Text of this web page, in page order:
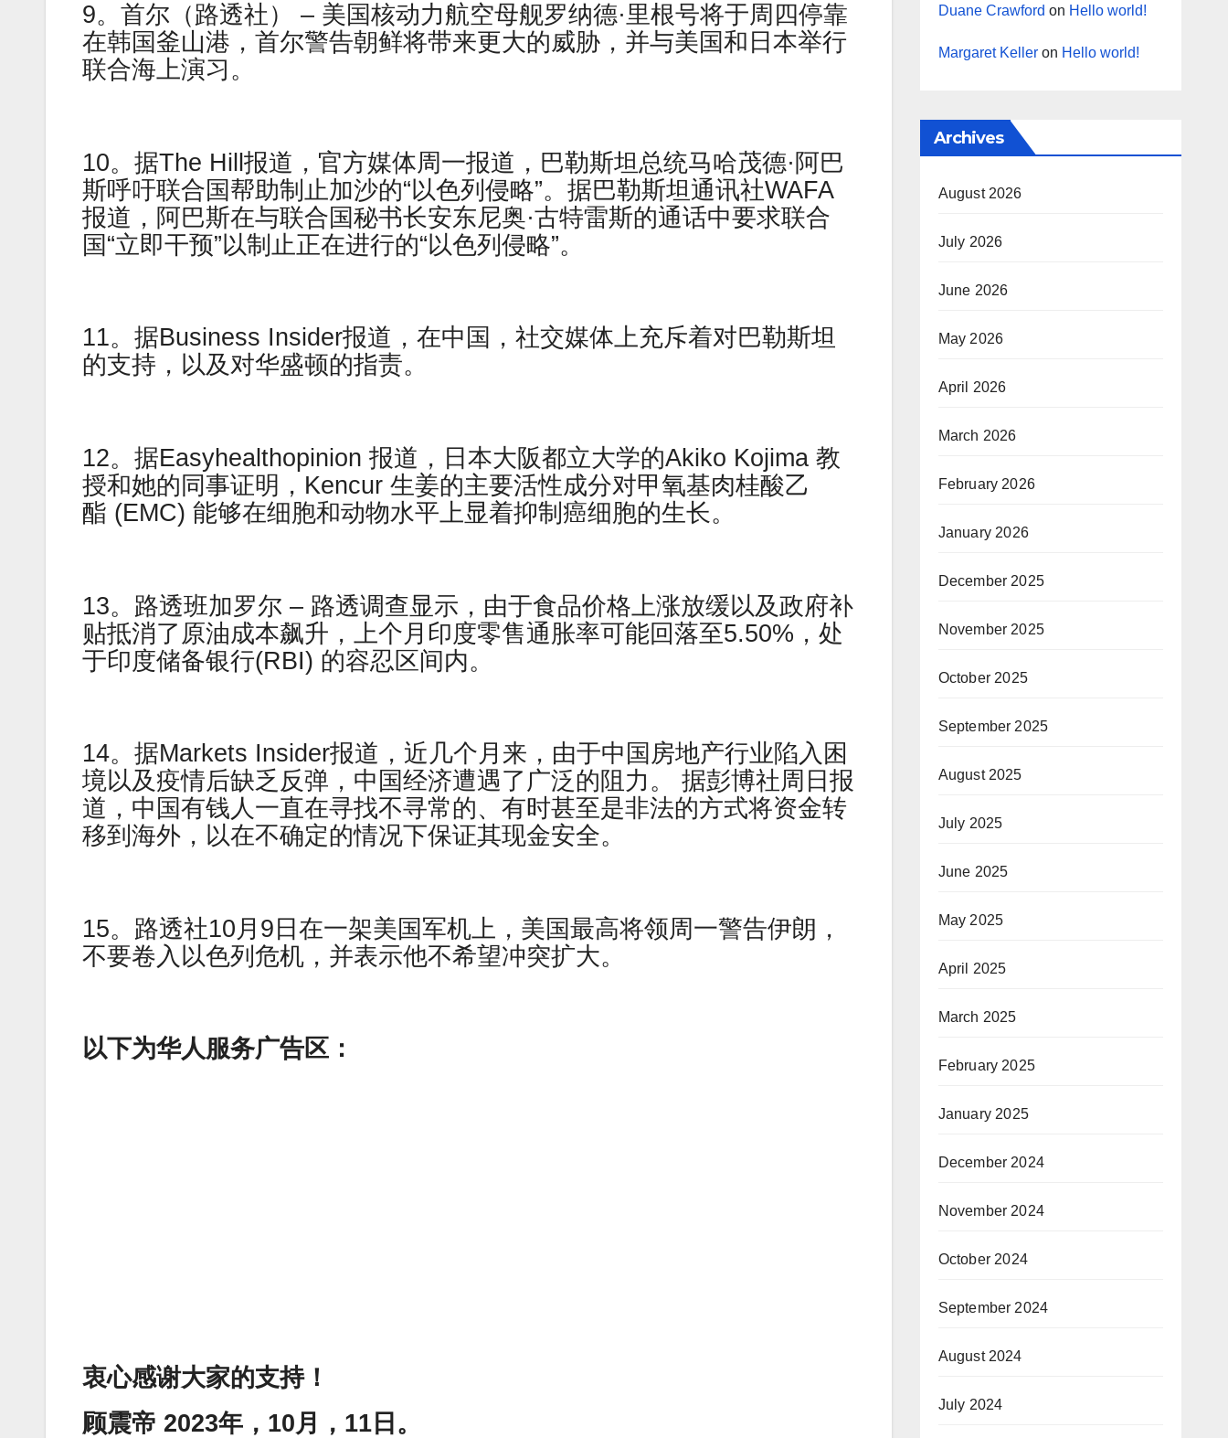
9。首尔（路透社） – 美国核动力航空母舰罗纳德·里根号将于周四停靠
在韩国釜山港，首尔警告朝鲜将带来更大的威胁，并与美国和日本举行
联合海上演习。
10。据The Hill报道，官方媒体周一报道，巴勒斯坦总统马哈茂德·阿巴
斯呼吁联合国帮助制止加沙的“以色列侵略”。据巴勒斯坦通讯社WAFA
报道，阿巴斯在与联合国秘书长安东尼奥·古特雷斯的通话中要求联合
国“立即干预”以制止正在进行的“以色列侵略”。
11。据Business Insider报道，在中国，社交媒体上充斥着对巴勒斯坦
的支持，以及对华盛顿的指责。
12。据Easyhealthopinion 报道，日本大阪都立大学的Akiko Kojima 教
授和她的同事证明，Kencur 生姜的主要活性成分对甲氧基肉桂酸乙
酯 (EMC) 能够在细胞和动物水平上显着抑制癌细胞的生长。
13。路透班加罗尔 – 路透调查显示，由于食品价格上涨放缓以及政府补
贴抵消了原油成本飙升，上个月印度零售通胀率可能回落至5.50%，处
于印度储备银行(RBI) 的容忍区间内。
14。据Markets Insider报道，近几个月来，由于中国房地产行业陷入困
境以及疫情后缺乏反弹，中国经济遭遇了广泛的阻力。 据彭博社周日报
道，中国有钱人一直在寻找不寻常的、有时甚至是非法的方式将资金转
移到海外，以在不确定的情况下保证其现金安全。
15。路透社10月9日在一架美国军机上，美国最高将领周一警告伊朗，
不要卷入以色列危机，并表示他不希望冲突扩大。
以下为华人服务广告区：
衷心感谢大家的支持！
顾震帝 2023年，10月，11日。
Duane Crawford on Hello world!
Margaret Kelleron Hello world!
Archives
August 2026
July 2026
June 2026
May 2026
April 2026
March 2026
February 2026
January 2026
December 2025
November 2025
October 2025
September 2025
August 2025
July 2025
June 2025
May 2025
April 2025
March 2025
February 2025
January 2025
December 2024
November 2024
October 2024
September 2024
August 2024
July 2024